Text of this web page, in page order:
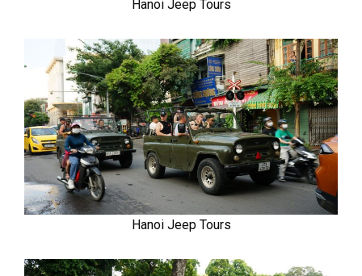
Hanoi Jeep Tours
Hanoi Jeep Tours